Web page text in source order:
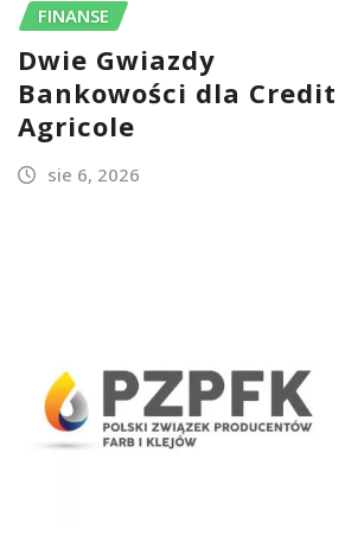
FINANSE
Dwie Gwiazdy
Bankowości dla Credit
Agricole
sie 6, 2026